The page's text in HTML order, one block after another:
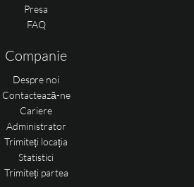
Presa
FAQ
Companie
Despre noi
Contactează-ne
Cariere
Administrator
Trimiteți locația
Statistici
Trimiteți partea